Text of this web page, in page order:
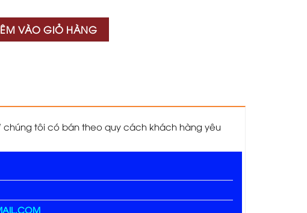
VÀO GIỎ HÀNG
tôi có bán theo quy cách khách hàng yêu